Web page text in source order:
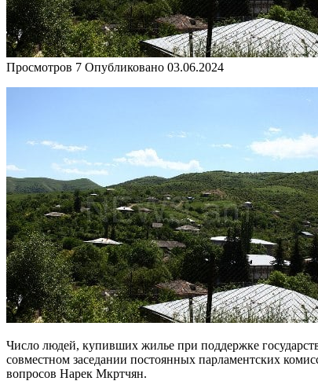
Просмотров 7 Опубликовано 03.06.2024
Число людей, купивших жилье при поддержке
совместном заседании постоянных парламентских
вопросов Нарек Мкртчян.